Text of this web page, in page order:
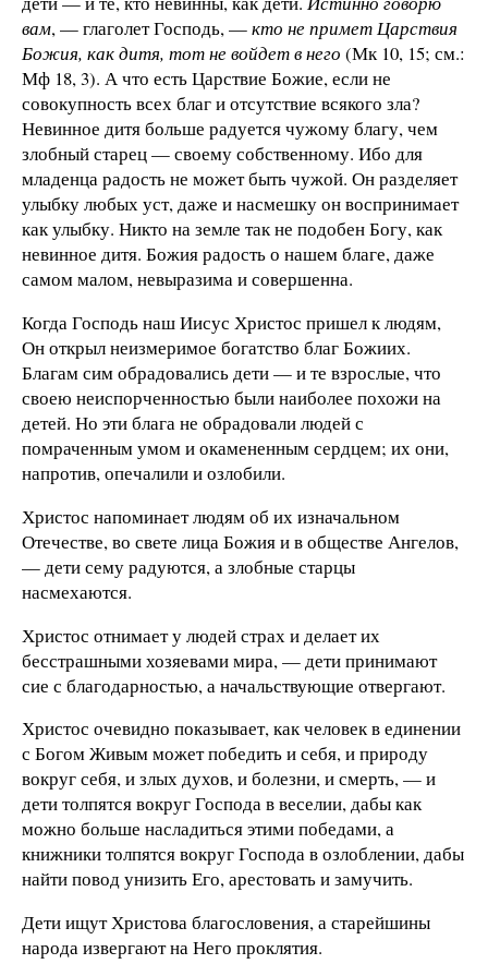
вам, — глаголет Господь, —кто не примет Царствия
Божия, как дитя, тот не войдет в него (Мк 10, 15; см.:
Мф 18, 3). А что есть Царствие Божие, если не
совокупность всех благ и отсутствие всякого зла?
Невинное дитя больше радуется чужому благу, чем
злобный старец — своему собственному. Ибо для
младенца радость не может быть чужой. Он разделяет
улыбку любых уст, даже и насмешку он воспринимает
как улыбку. Никто на земле так не подобен Богу, как
невинное дитя. Божия радость о нашем благе, даже
самом малом, невыразима и совершенна.
Когда Господь наш Иисус Христос пришел к людям,
Он открыл неизмеримое богатство благ Божиих.
Благам сим обрадовались дети — и те взрослые, что
своею неиспорченностью были наиболее похожи на
детей. Но эти блага не обрадовали людей с
помраченным умом и окамененным сердцем; их они,
напротив, опечалили и озлобили.
Христос напоминает людям об их изначальном
Отечестве, во свете лица Божия и в обществе Ангелов,
— дети сему радуются, а злобные старцы
насмехаются.
Христос отнимает у людей страх и делает их
бесстрашными хозяевами мира, — дети принимают
сие с благодарностью, а начальствующие отвергают.
Христос очевидно показывает, как человек в единении
с Богом Живым может победить и себя, и природу
вокруг себя, и злых духов, и болезни, и смерть, — и
дети толпятся вокруг Господа в веселии, дабы как
можно больше насладиться этими победами, а
книжники толпятся вокруг Господа в озлоблении, дабы
найти повод унизить Его, арестовать и замучить.
Дети ищут Христова благословения, а старейшины
народа извергают на Него проклятия.